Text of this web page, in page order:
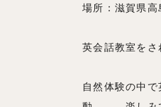
場所：滋賀県高
英会話教室を
自然体験の中